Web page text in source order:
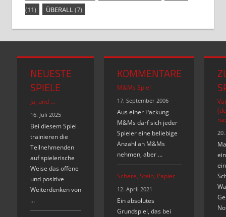
(11)
ÜBERALL (7)
NEUESTE
SPIELE
Ja, und …
16. Juli 2025
Bei diesem Spiel
trainieren die
Teilnehmenden
auf spielerische
Weise das offene
und positive
Weiterdenken von
…
KOMMENTARE
M&Ms Spiel
17. September 2006
Aus einer Packung
M&Ms darf sich jeder
Spieler eine beliebige
Anzahl an M&Ms
nehmen, aber …
Schere, Stein, Papier
12. April 2021
Ein absolutes
Grundspiel, das bei